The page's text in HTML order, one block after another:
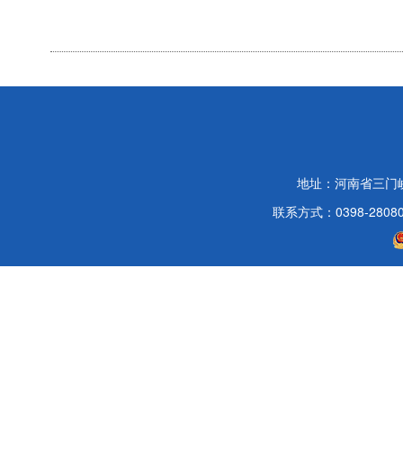
地址：河南省三门
联系方式：0398-